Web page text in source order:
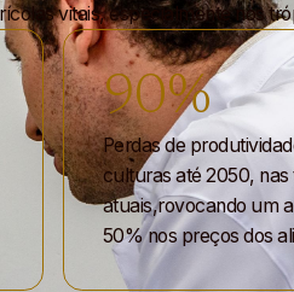
vitais, especialmente nos
90%
Perdas de
culturas até 2050, nas
atuais,rovocando um
50% nos preços dos